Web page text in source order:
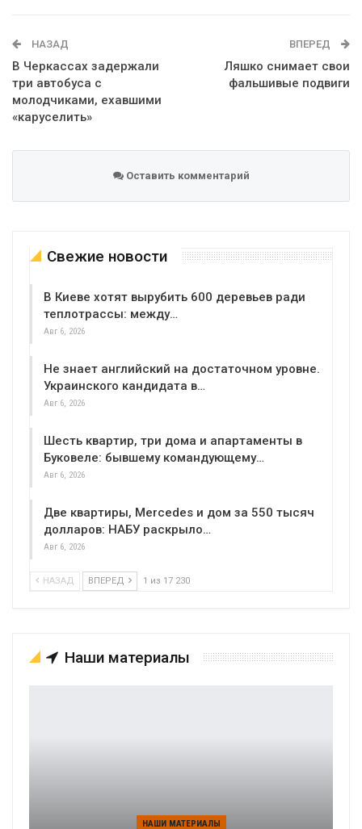
НАЗАД
В Черкассах задержали
три автобуса с
молодчиками, ехавшими
«каруселить»
ВПЕРЕД
Ляшко снимает свои
фальшивые подвиги
Оставить комментарий
Свежие новости
В Киеве хотят вырубить 600 деревьев ради
теплотрассы: между…
Авг 6, 2026
Не знает английский на достаточном уровне.
Украинского кандидата в…
Авг 6, 2026
Шесть квартир, три дома и апартаменты в
Буковеле: бывшему командующему…
Авг 6, 2026
Две квартиры, Mercedes и дом за 550 тысяч
долларов: НАБУ раскрыло…
Авг 6, 2026
НАЗАД ВПЕРЕД 1 из 17 230
Наши материалы
НАШИ МАТЕРИАЛЫ